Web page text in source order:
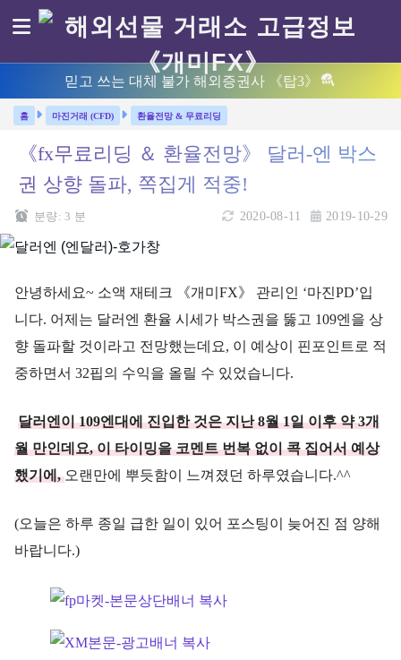
믿고 쓰는 대체 불가 해외증권사 《탑3》
마진거래 (CFD) 환율전망 & 무료리딩
《fx무료리딩 ＆ 환율전망》 달러-엔 박스
권 상향 돌파, 쪽집게 적중!
2019-10-29
2020-08-11
분량: 3 분
안녕하세요~ 소액 재테크 《개미FX》 관리인 ‘마진PD’입
니다. 어제는 달러엔 환율 시세가 박스권을 뚫고 109엔을 상
향 돌파할 것이라고 전망했는데요, 이 예상이 핀포인트로 적
중하면서 32핍의 수익을 올릴 수 있었습니다.
달러엔이 109엔대에 진입한 것은 지난 8월 1일 이후 약 3개
월 만인데요, 이 타이밍을 코멘트 번복 없이 콕 집어서 예상
했기에,오랜만에 뿌듯함이 느껴졌던 하루였습니다.^^
(오늘은 하루 종일 급한 일이 있어 포스팅이 늦어진 점 양해
바랍니다.)